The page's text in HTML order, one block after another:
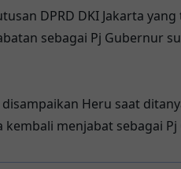
DPRD DKI Jakarta
sebagai Pj Gubernur
Heru saat
menjabat sebagai Pj